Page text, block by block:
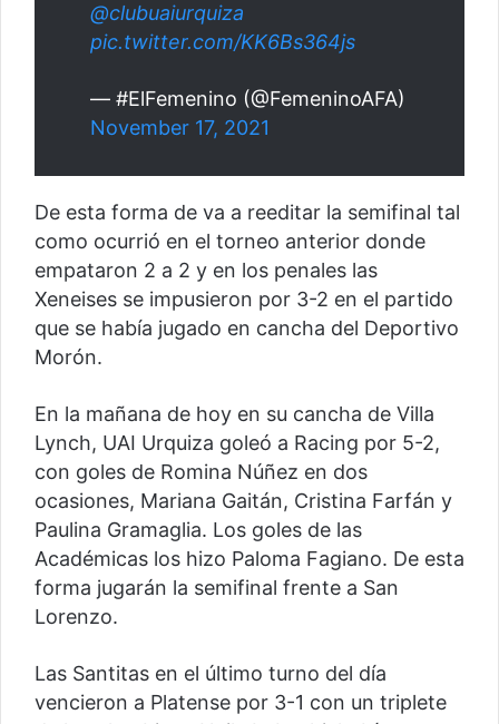
@clubuaiurquiza
pic.twitter.com/KK6Bs364js
— #ElFemenino (@FemeninoAFA)
November 17, 2021
De esta forma de va a reeditar la semifinal tal
como ocurrió en el torneo anterior donde
empataron 2 a 2 y en los penales las
Xeneises se impusieron por 3-2 en el partido
que se había jugado en cancha del Deportivo
Morón.
En la mañana de hoy en su cancha de Villa
Lynch, UAI Urquiza goleó a Racing por 5-2,
con goles de Romina Núñez en dos
ocasiones, Mariana Gaitán, Cristina Farfán y
Paulina Gramaglia. Los goles de las
Académicas los hizo Paloma Fagiano. De esta
forma jugarán la semifinal frente a San
Lorenzo.
Las Santitas en el último turno del día
vencieron a Platense por 3-1 con un triplete